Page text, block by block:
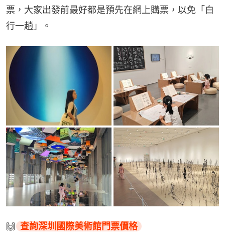
票，大家出發前最好都是預先在網上購票，以免「白
行一趟」。
🙌 查詢深圳國際美術館門票價格